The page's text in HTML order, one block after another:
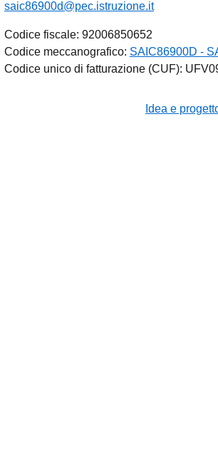
saic86900d@pec.istruzione.it
Codice fiscale: 92006850652
Codice meccanografico: SAIC86900D -
Codice unico di fatturazione (CUF):
Idea e